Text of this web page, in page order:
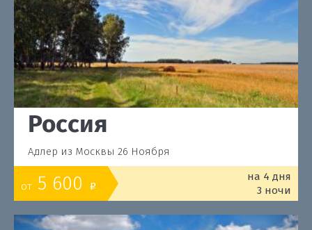
Россия
Адлер из Москвы 26 Ноября
от 5 600 o
на 4 дня
3 ночи